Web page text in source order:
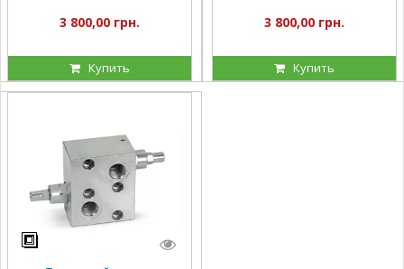
3 800,00 грн.
Купить
3 800,00 грн.
Купить